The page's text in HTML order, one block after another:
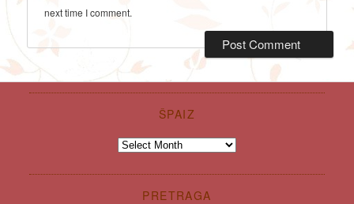
next time I comment.
ŠPAIZ
Špaiz
PRETRAGA